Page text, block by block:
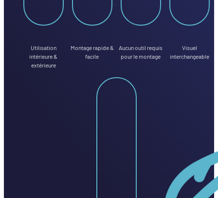
Utilisation
intérieure &
extérieure
Montage rapide &
facile
Aucun outil requis
pour le montage
Visuel
interchangeable